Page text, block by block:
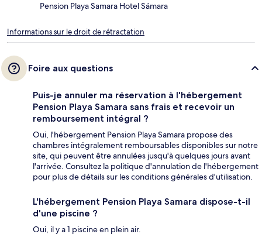
Pension Playa Samara Hotel Sámara
Informations sur le droit de rétractation
Foire aux questions
Puis-je annuler ma réservation à l'hébergement
Pension Playa Samara sans frais et recevoir un
remboursement intégral ?
Oui, l'hébergement Pension Playa Samara propose des
chambres intégralement remboursables disponibles sur notre
site, qui peuvent être annulées jusqu'à quelques jours avant
l'arrivée. Consultez la politique d'annulation de l'hébergement
pour plus de détails sur les conditions générales d'utilisation.
L'hébergement Pension Playa Samara dispose-t-il
d'une piscine ?
Oui, il y a 1 piscine en plein air.